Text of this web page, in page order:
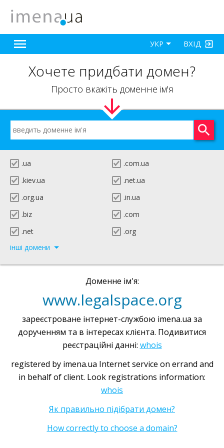
ВХІД
УКР
Хочете придбати домен?
Просто вкажіть доменне ім'я
.ua
.com.ua
.kiev.ua
.net.ua
.org.ua
.in.ua
.biz
.com
.net
.org
інші домени
Доменне ім'я:
www.legalspace.org
зареєстроване інтернет-службою imena.ua за
дорученням та в інтересах клієнта. Подивитися
реєстраційні данні: whois
registered by imena.ua Internet service on errand and
in behalf of client. Look registrations information:
whois
Як правильно підібрати домен?
How correctly to choose a domain?